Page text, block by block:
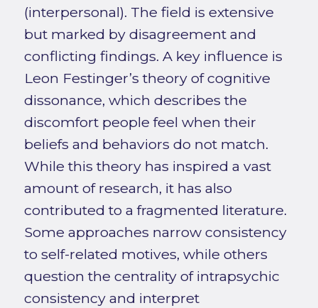
(interpersonal). The field is extensive
but marked by disagreement and
conflicting findings. A key influence is
Leon Festinger’s theory of cognitive
dissonance, which describes the
discomfort people feel when their
beliefs and behaviors do not match.
While this theory has inspired a vast
amount of research, it has also
contributed to a fragmented literature.
Some approaches narrow consistency
to self-related motives, while others
question the centrality of intrapsychic
consistency and interpret